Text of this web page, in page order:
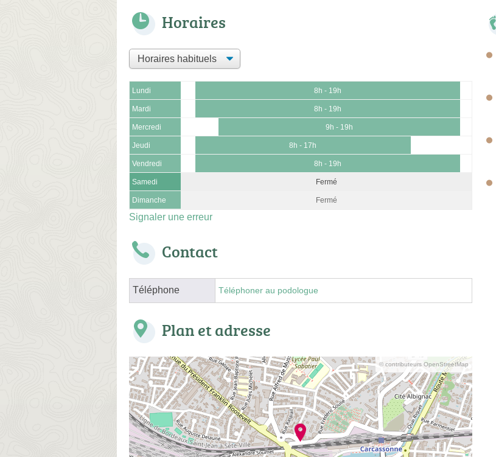
Horaires
Lundi 8h - 19h
Mardi 8h - 19h
Mercredi 9h - 19h
Jeudi 8h - 17h
Vendredi 8h - 19h
Samedi Fermé
Dimanche Fermé
Signaler une erreur
Contact
Téléphone Téléphoner au podologue
Plan et adresse
© contributeurs OpenStreetMap